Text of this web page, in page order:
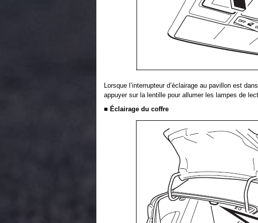
Lorsque l’interrupteur d’éclairage au pavillon est
appuyer sur la lentille pour allumer les lampes de
■ Éclairage du coffre